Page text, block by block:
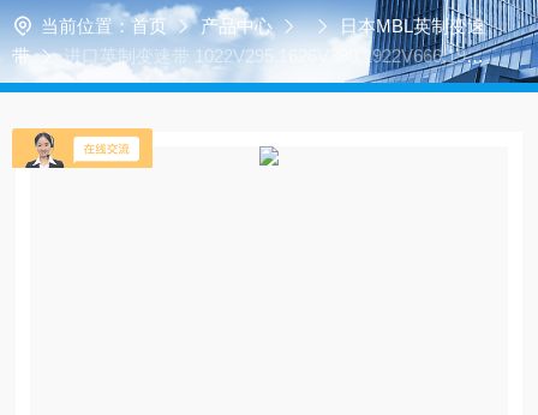
当前位置： 首页 产品中心
日本MBL英制变速
带
进口英制变速带 1022V295,1626V380,1922V666,1930
V950,2330V537